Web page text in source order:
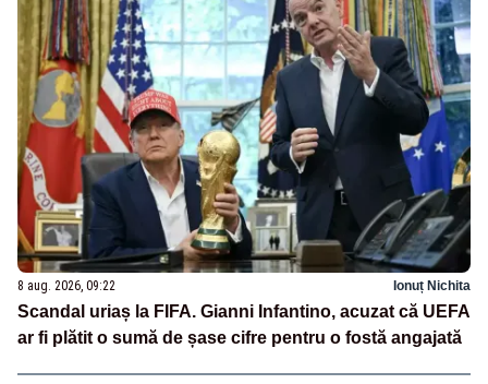
8 aug. 2026, 09:22 Ionuț Nichita
Scandal uriaș la FIFA. Gianni Infantino, acuzat că UEFA
ar fi plătit o sumă de șase cifre pentru o fostă angajată